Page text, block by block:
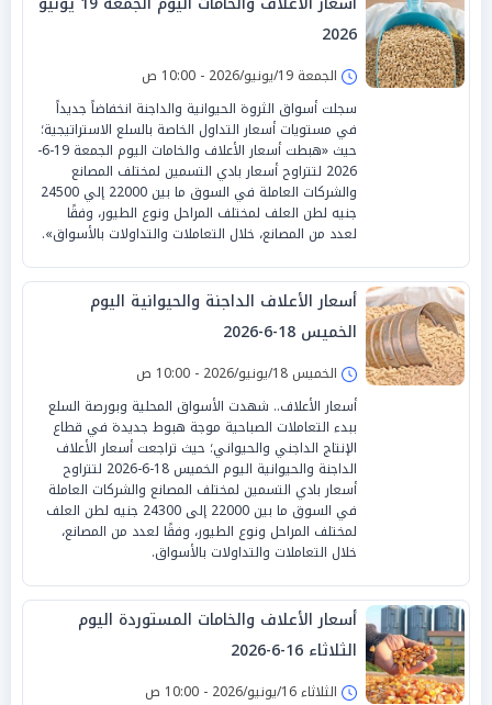
2026
الجمعة 19/يونيو/2026 - 10:00 ص
سجلت أسواق الثروة الحيوانية والداجنة انخفاضاً جديداً
في مستويات أسعار التداول الخاصة بالسلع الاستراتيجية؛
حيث «هبطت أسعار الأعلاف والخامات اليوم الجمعة 19-6-
2026 لتتراوح أسعار بادي التسمين لمختلف المصانع
والشركات العاملة في السوق ما بين 22000 إلي 24500
جنيه لطن العلف لمختلف المراحل ونوع الطيور، وفقًا
لعدد من المصانع، خلال التعاملات والتداولات بالأسواق».
أسعار الأعلاف الداجنة والحيوانية اليوم
الخميس 18-6-2026
الخميس 18/يونيو/2026 - 10:00 ص
أسعار الأعلاف.. شهدت الأسواق المحلية وبورصة السلع
ببدء التعاملات الصباحية موجة هبوط جديدة في قطاع
الإنتاج الداجني والحيواني؛ حيث تراجعت أسعار الأعلاف
الداجنة والحيوانية اليوم الخميس 18-6-2026 لتتراوح
أسعار بادي التسمين لمختلف المصانع والشركات العاملة
في السوق ما بين 22000 إلى 24300 جنيه لطن العلف
لمختلف المراحل ونوع الطيور، وفقًا لعدد من المصانع،
خلال التعاملات والتداولات بالأسواق.
أسعار الأعلاف والخامات المستوردة اليوم
الثلاثاء 16-6-2026
الثلاثاء 16/يونيو/2026 - 10:00 ص